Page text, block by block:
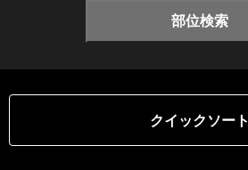
部位検索
クイックソート